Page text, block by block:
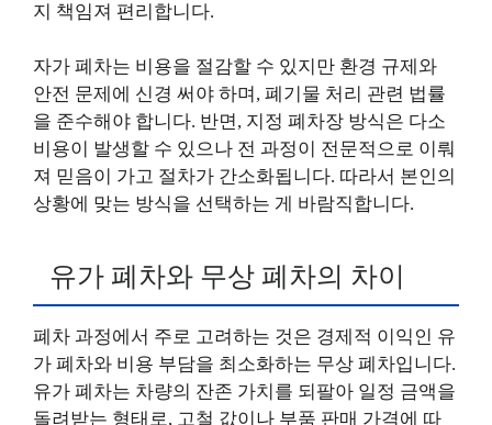
지 책임져 편리합니다.
자가 폐차는 비용을 절감할 수 있지만 환경 규제와
안전 문제에 신경 써야 하며, 폐기물 처리 관련 법률
을 준수해야 합니다. 반면, 지정 폐차장 방식은 다소
비용이 발생할 수 있으나 전 과정이 전문적으로 이뤄
져 믿음이 가고 절차가 간소화됩니다. 따라서 본인의
상황에 맞는 방식을 선택하는 게 바람직합니다.
유가 폐차와 무상 폐차의 차이
폐차 과정에서 주로 고려하는 것은 경제적 이익인 유
가 폐차와 비용 부담을 최소화하는 무상 폐차입니다.
유가 폐차는 차량의 잔존 가치를 되팔아 일정 금액을
돌려받는 형태로, 고철 값이나 부품 판매 가격에 따